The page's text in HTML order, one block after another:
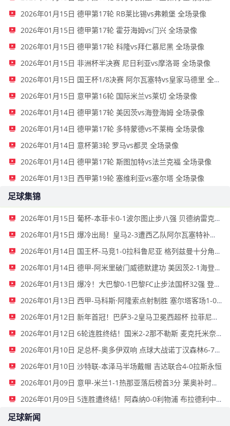
2026年01月15日 德甲第17轮 RB莱比锡vs弗赖堡 全场录像
2026年01月15日 德甲第17轮 霍芬海姆vs门兴 全场录像
2026年01月15日 德甲第17轮 科隆vs拜仁慕尼黑 全场录像
2026年01月15日 非洲杯半决赛 尼日利亚vs摩洛哥 全场录像
2026年01月15日 国王杯1/8决赛 阿尔瓦塞特vs皇家马德里 全场录像
2026年01月15日 意甲第16轮 国际米兰vs莱切 全场录像
2026年01月14日 德甲第17轮 美因茨vs海登海姆 全场录像
2026年01月14日 德甲第17轮 多特蒙德vs不莱梅 全场录像
2026年01月14日 意杯第3轮 罗马vs都灵 全场录像
2026年01月14日 德甲第17轮 斯图加特vs法兰克福 全场录像
2026年01月13日 西甲第19轮 塞维利亚vs塞尔塔 全场录像
足球集锦
2026年01月15日 葡杯-本菲卡0-1波尔图止步八强 贝德纳雷克制胜帕夫利季斯失良机
2026年01月15日 爆冷出局！皇马2-3遭西乙队阿尔瓦塞特补时绝杀 无缘国王杯8强
2026年01月14日 国王杯-马竞1-0拉科鲁尼亚 格列兹曼十分角任意球破门+远射中横梁
2026年01月14日 德甲-阿米里破门威德默建功 美因茨2-1海登海姆
2026年01月13日 爆冷！大巴黎0-1巴黎FC止步法国杯32强 登贝莱失单刀埃梅里中框
2026年01月13日 西甲-马科斯·阿隆索点射制胜 塞尔塔客场1-0塞维利亚
2026年01月12日 新年首冠！巴萨3-2皇马卫冕西超杯 拉菲尼亚双响维尼修斯一条龙
2026年01月12日 6轮连胜终结！国米2-2那不勒斯 麦克托米奈双响恰20点射孔蒂染红
2026年01月10日 足总杯-奥多伊双响 点球大战诺丁汉森林6-7雷克瑟姆
2026年01月10日 沙特联-本泽马半场戴帽 吉达联合4-0拉斯永恒
2026年01月09日 意甲-米兰1-1热那亚落后榜首3分 莱奥补时绝平普利西奇进球被吹
2026年01月09日 5连胜遭终结！阿森纳0-0利物浦 布拉德利中框+伤退因卡皮耶伤退
足球新闻